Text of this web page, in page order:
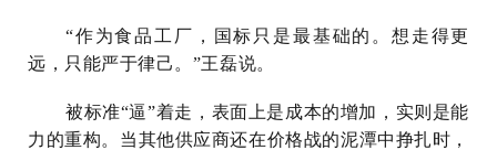
“作为食品工厂，国标只是最基础的。想走得更
远，只能严于律己。”王磊说。
被标准“逼”着走，表面上是成本的增加，实则是能
力的重构。当其他供应商还在价格战的泥潭中挣扎时，